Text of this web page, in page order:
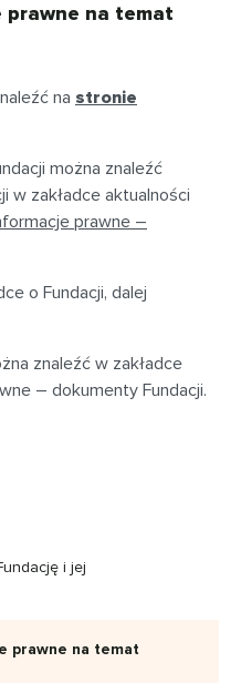
prawne na temat
na stronie
można znaleźć
w zakładce aktualności
prawne –
o Fundacji, dalej
znaleźć w zakładce
– dokumenty Fundacji.
i jej
prawne na temat